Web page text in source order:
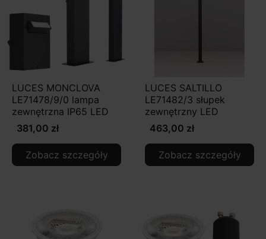
LUCES MONCLOVA
LE71478/9/0 lampa
zewnętrzna IP65 LED
381,00 zł
Zobacz szczegóły
LUCES SALTILLO
LE71482/3 słupek
zewnętrzny LED
463,00 zł
Zobacz szczegóły